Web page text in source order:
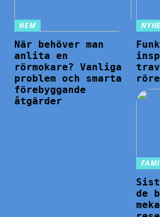
HEM
När behöver man
anlita en
rörmokare? Vanliga
problem och smarta
förebyggande
åtgärder
de